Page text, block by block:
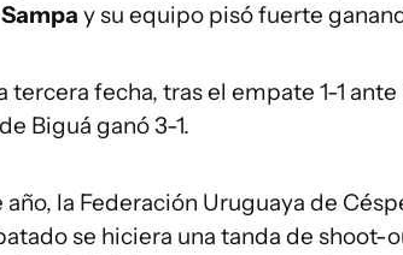
y su equipo pisó fuerte
tercera fecha, tras el empate 1-1
Biguá ganó 3-1.
año, la Federación Uruguaya de
se hiciera una tanda de shoot-